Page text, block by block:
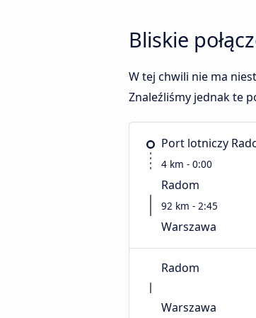
Bliskie
W tej chwili nie ma
Znaleźliśmy jednak te
Port lotniczy
4 km - 0:00
Radom
92 km - 2:45
Warszawa
Radom
Warszawa